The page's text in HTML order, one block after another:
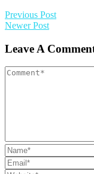
Previous Post
Newer Post
Leave A